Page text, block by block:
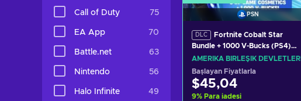
Call of Duty 75
EA App 70
Battle.net 63
Nintendo 56
Halo Infinite 49
PSN
DLC
Fortnite Cobalt Star
Bundle + 1000 V-Bucks (PS4)
PSN Key UNITED STATES
AMERIKA BIRLEŞIK DEVLETLERI
Başlayan Fiyatlarla
$45,04
9% Para iadesi